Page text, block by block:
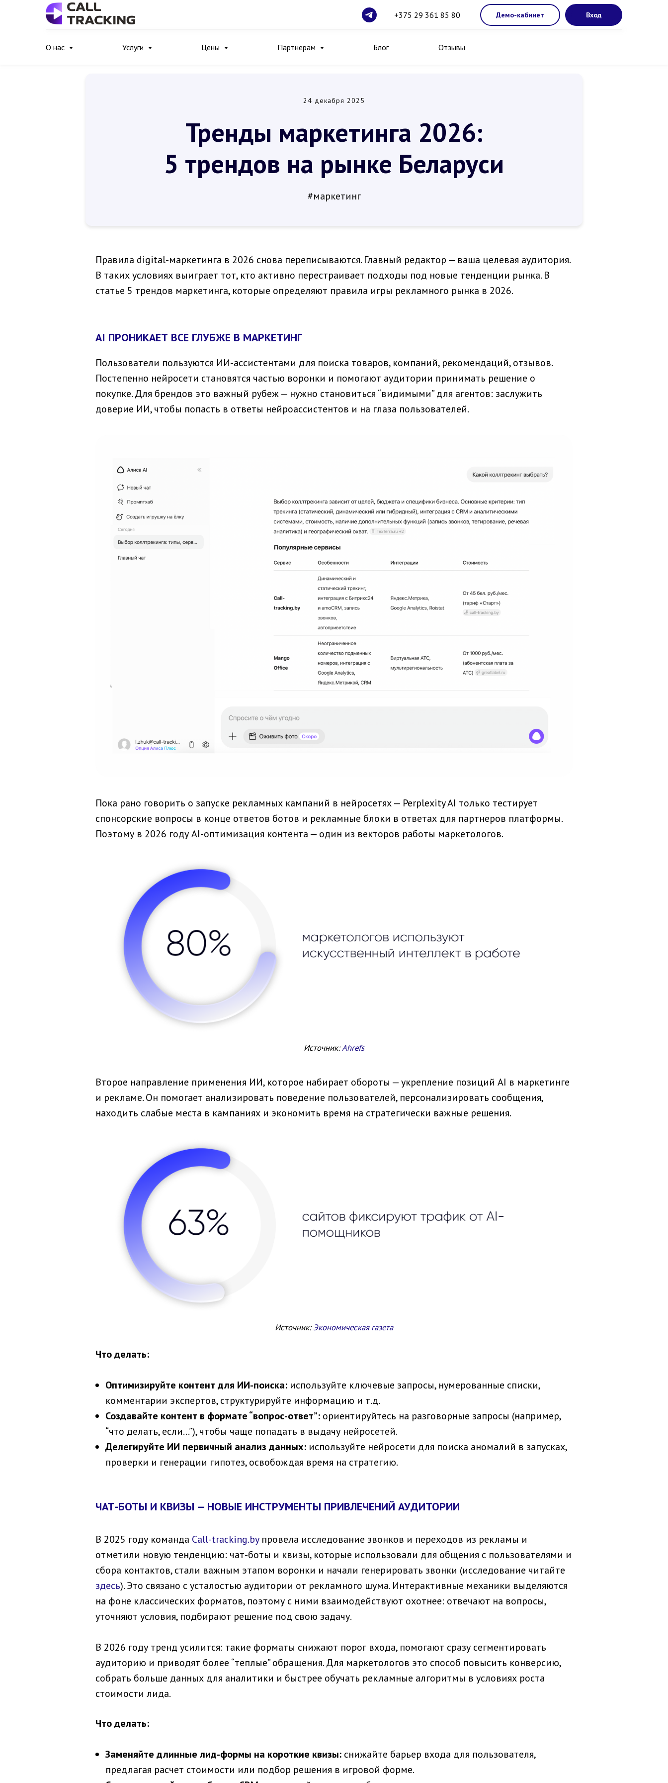
+375 29 361 85 80 Демо-кабинет Вход
О нас Услуги Цены Партнерам Блог Отзывы
24 декабря 2025
Тренды маркетинга 2026:
5 трендов на рынке Беларуси
#маркетинг
Правила digital-маркетинга в 2026 снова переписываются. Главный редактор — ваша целевая аудитория.
В таких условиях выиграет тот, кто активно перестраивает подходы под новые тенденции рынка. В
статье 5 трендов маркетинга, которые определяют правила игры рекламного рынка в 2026.
AI ПРОНИКАЕТ ВСЕ ГЛУБЖЕ В МАРКЕТИНГ
Пользователи пользуются ИИ-ассистентами для поиска товаров, компаний, рекомендаций, отзывов.
Постепенно нейросети становятся частью воронки и помогают аудитории принимать решение о
покупке. Для брендов это важный рубеж — нужно становиться “видимыми” для агентов: заслужить
доверие ИИ, чтобы попасть в ответы нейроассистентов и на глаза пользователей.
Пока рано говорить о запуске рекламных кампаний в нейросетях — Perplexity AI только тестирует
спонсорские вопросы в конце ответов ботов и рекламные блоки в ответах для партнеров платформы.
Поэтому в 2026 году AI-оптимизация контента — один из векторов работы маркетологов.
Источник:Ahrefs
Второе направление применения ИИ, которое набирает обороты — укрепление позиций AI в маркетинге
и рекламе. Он помогает анализировать поведение пользователей, персонализировать сообщения,
находить слабые места в кампаниях и экономить время на стратегически важные решения.
Источник:Экономическая газета
Что делать:
Оптимизируйте контент для ИИ-поиска: используйте ключевые запросы, нумерованные списки,
комментарии экспертов, структурируйте информацию и т.д.
Создавайте контент в формате “вопрос-ответ”: ориентируйтесь на разговорные запросы (например,
“что делать, если…”), чтобы чаще попадать в выдачу нейросетей.
Делегируйте ИИ первичный анализ данных: используйте нейросети для поиска аномалий в запусках,
проверки и генерации гипотез, освобождая время на стратегию.
ЧАТ-БОТЫ И КВИЗЫ — НОВЫЕ ИНСТРУМЕНТЫ ПРИВЛЕЧЕНИЙ АУДИТОРИИ
В 2025 году команда Call-tracking.byпровела исследование звонков и переходов из рекламы и
отметили новую тенденцию: чат-боты и квизы, которые использовали для общения с пользователями и
сбора контактов, стали важным этапом воронки и начали генерировать звонки (исследование читайте
здесь). Это связано с усталостью аудитории от рекламного шума. Интерактивные механики выделяются
на фоне классических форматов, поэтому с ними взаимодействуют охотнее: отвечают на вопросы,
уточняют условия, подбирают решение под свою задачу.
В 2026 году тренд усилится: такие форматы снижают порог входа, помогают сразу сегментировать
аудиторию и приводят более “теплые” обращения. Для маркетологов это способ повысить конверсию,
собрать больше данных для аналитики и быстрее обучать рекламные алгоритмы в условиях роста
стоимости лида.
Что делать:
Заменяйте длинные лид-формы на короткие квизы: снижайте барьер входа для пользователя,
предлагая расчет стоимости или подбор решения в игровой форме.